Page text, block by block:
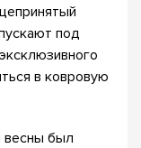
под
в ковровую
весны был